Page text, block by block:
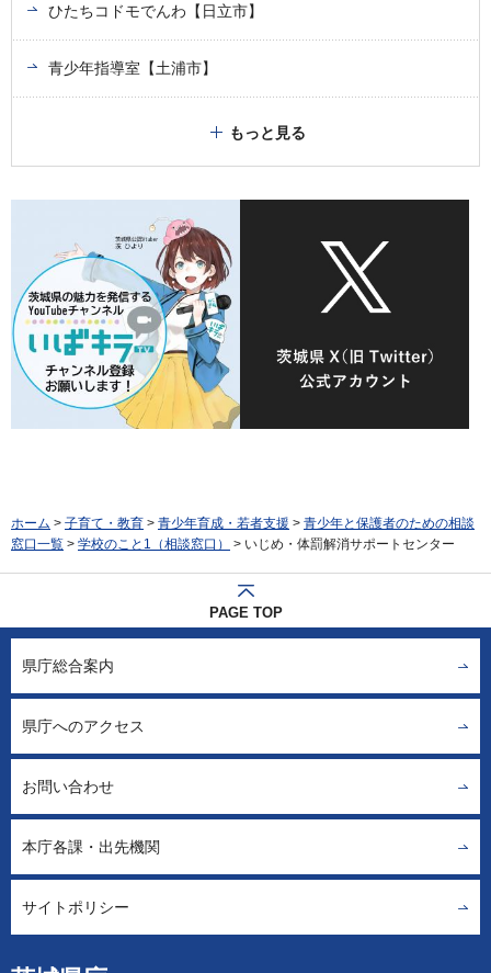
ひたちコドモでんわ【日立市】
青少年指導室【土浦市】
もっと見る
ホーム > 子育て・教育 > 青少年育成・若者支援 > 青少年と保護者のための相談
窓口一覧 > 学校のこと1（相談窓口） > いじめ・体罰解消サポートセンター
PAGE TOP
県庁総合案内
県庁へのアクセス
お問い合わせ
本庁各課・出先機関
サイトポリシー